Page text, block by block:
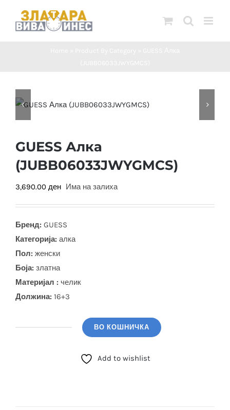
GUESS Алка
(JUBB06033JWYGMCS)
3,690.00 ден Има на залиха
Бренд: GUESS
Категорија: алка
Пол: женски
Боја: златна
Материјал : челик
Должина: 16+3
(JUBB06033JWYGMCS)
ВО КОШНИЧКА
Add to wishlist